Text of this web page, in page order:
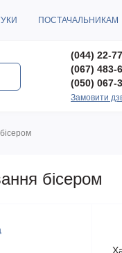
ПОСТАЧАЛЬНИКАМ
(044) 22-
(067) 483-
(050) 067-
Замовити
бісером